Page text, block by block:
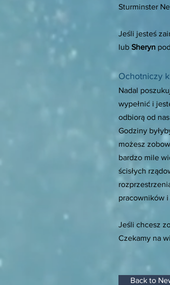
Sturminster
Jeśli jesteś
lub Sheryn pod
Ochotniczy
Nadal
wypełnić i
odbiorą od
Godziny
możesz
bardzo mile
ścisłych
pracowników
Jeśli chcesz
Czekamy na
Back to